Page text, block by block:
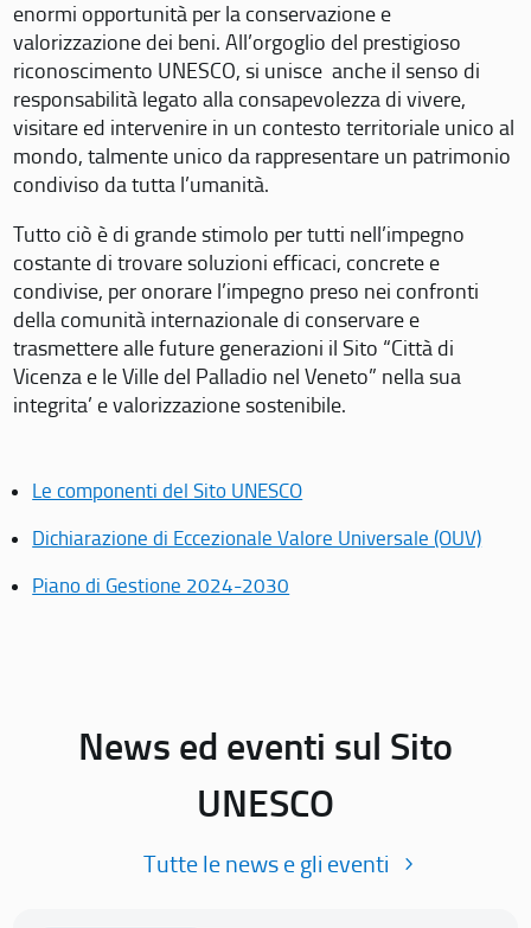
enormi opportunità per la conservazione e
valorizzazione dei beni. All’orgoglio del prestigioso
riconoscimento UNESCO, si unisce anche il senso di
responsabilità legato alla consapevolezza di vivere,
visitare ed intervenire in un contesto territoriale unico al
mondo, talmente unico da rappresentare un patrimonio
condiviso da tutta l’umanità.
Tutto ciò è di grande stimolo per tutti nell’impegno
costante di trovare soluzioni efficaci, concrete e
condivise, per onorare l’impegno preso nei confronti
della comunità internazionale di conservare e
trasmettere alle future generazioni il Sito “Città di
Vicenza e le Ville del Palladio nel Veneto” nella sua
integrita’ e valorizzazione sostenibile.
Le componenti del Sito UNESCO
Dichiarazione di Eccezionale Valore Universale (OUV)
Piano di Gestione 2024-2030
News ed eventi sul Sito
UNESCO
Tutte le news e gli eventi